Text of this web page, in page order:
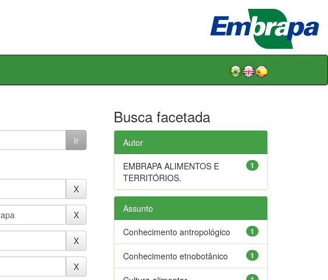
Busca facetada
Autor
1
EMBRAPA ALIMENTOS E
TERRITÓRIOS.
Assunto
1
Conhecimento antropológico
1
Conhecimento etnobotânico